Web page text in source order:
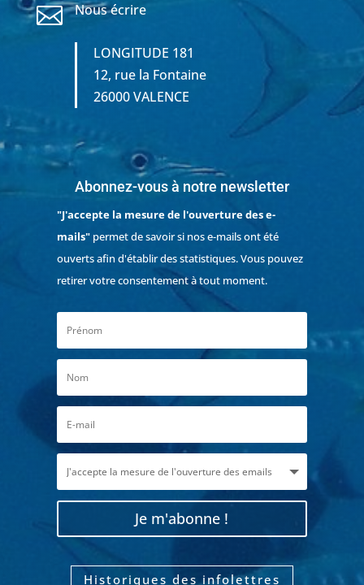
 Nous écrire
LONGITUDE 181
12, rue la Fontaine
26000 VALENCE
Abonnez-vous à notre newsletter
"J'accepte la mesure de l'ouverture des e-
mails"permet de savoir si nos e-mails ont été
ouverts afin d'établir des statistiques. Vous pouvez
retirer votre consentement à tout moment.
Je m'abonne !
Historiques des infolettres